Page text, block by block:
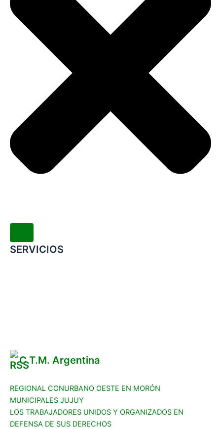
SERVICIOS
C.T.M. Argentina
REGIONAL CONURBANO OESTE EN MORÓN
MUNICIPALES JUJUY
LOS TRABAJADORES UNIDOS Y ORGANIZADOS EN
DEFENSA DE SUS DERECHOS